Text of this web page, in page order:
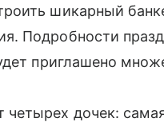
шикарный
Подробности
приглашено
дочек: